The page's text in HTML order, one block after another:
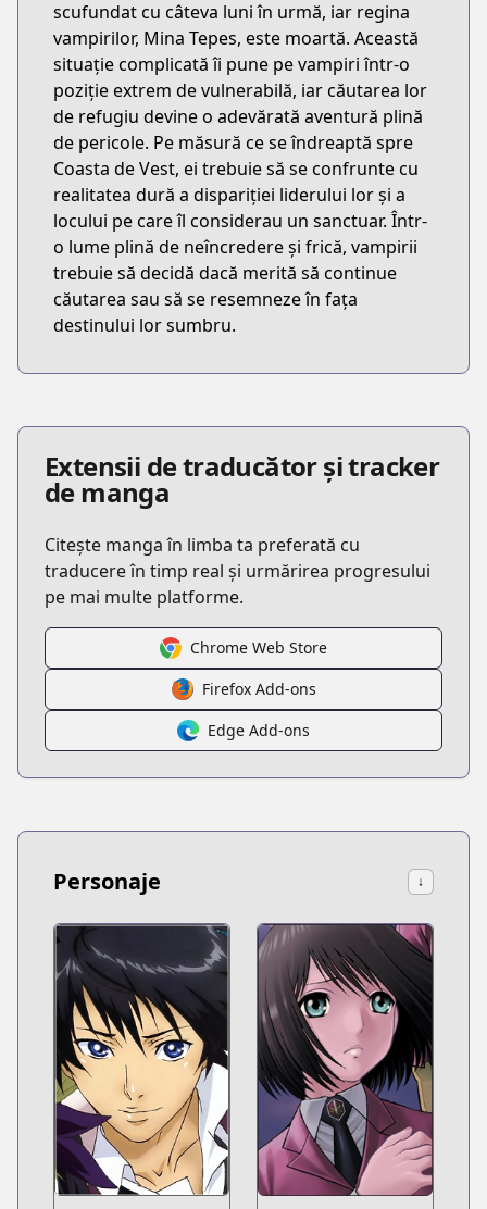
scufundat cu câteva luni în urmă, iar regina
vampirilor, Mina Tepes, este moartă. Această
situație complicată îi pune pe vampiri într-o
poziție extrem de vulnerabilă, iar căutarea lor
de refugiu devine o adevărată aventură plină
de pericole. Pe măsură ce se îndreaptă spre
Coasta de Vest, ei trebuie să se confrunte cu
realitatea dură a dispariției liderului lor și a
locului pe care îl considerau un sanctuar. Într-
o lume plină de neîncredere și frică, vampirii
trebuie să decidă dacă merită să continue
căutarea sau să se resemneze în fața
destinului lor sumbru.
Extensii de traducător și tracker
de manga
Citește manga în limba ta preferată cu
traducere în timp real și urmărirea progresului
pe mai multe platforme.
Chrome Web Store
Firefox Add-ons
Edge Add-ons
Personaje ↓